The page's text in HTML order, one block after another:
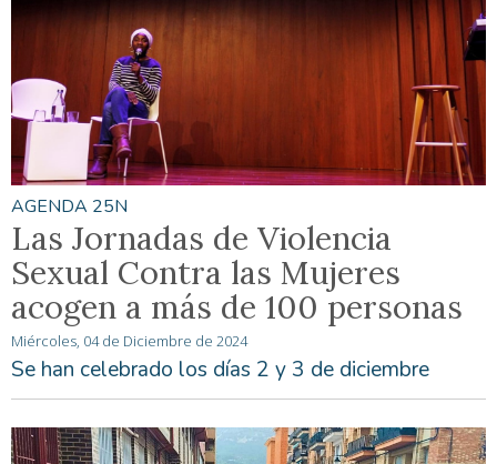
AGENDA 25N
Las Jornadas de Violencia
Sexual Contra las Mujeres
acogen a más de 100 personas
Miércoles, 04 de Diciembre de 2024
Se han celebrado los días 2 y 3 de diciembre